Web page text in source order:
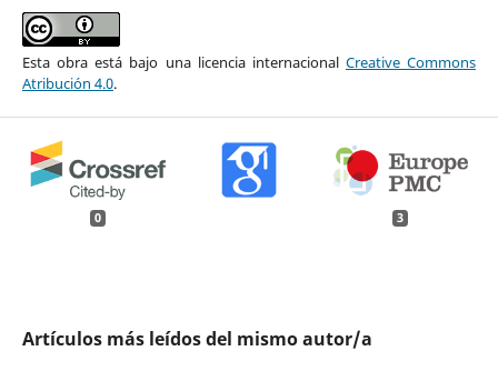
Esta obra está bajo una licencia internacional Creative Commons
Atribución 4.0.
0 3
Artículos más leídos del mismo autor/a